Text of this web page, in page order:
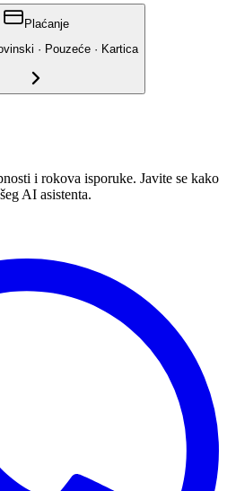
Plaćanje
· Pouzeće · Kartica
i rokova isporuke. Javite se kako
AI asistenta.